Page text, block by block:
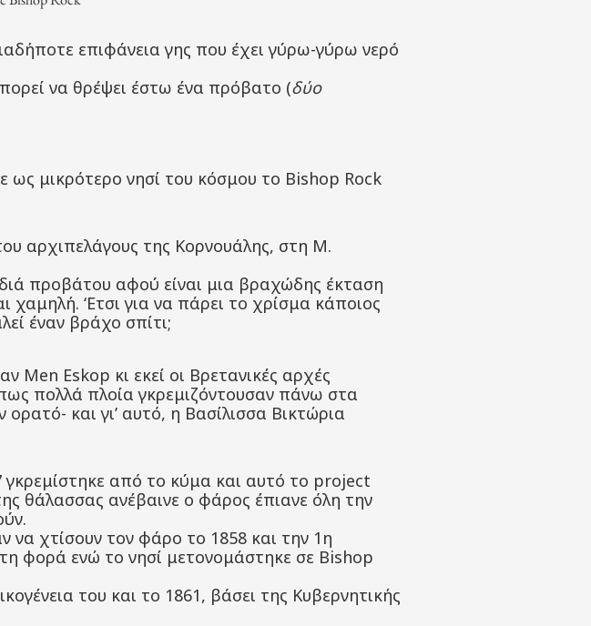
επιφάνεια γης που έχει γύρω-γύρω νερό
να θρέψει έστω ένα πρόβατο (δύο
μικρότερο νησί του κόσμου το Bishop Rock
αρχιπελάγους της Κορνουάλης, στη Μ.
προβάτου αφού είναι μια βραχώδης έκταση
‘Ετσι για να πάρει το χρίσμα κάποιος
έναν βράχο σπίτι;
Eskop κι εκεί οι Βρετανικές αρχές
πολλά πλοία γκρεμιζόντουσαν πάνω στα
και γι’ αυτό, η Βασίλισσα Βικτώρια
από το κύμα και αυτό το project
θάλασσας ανέβαινε ο φάρος έπιανε όλη την
να χτίσουν τον φάρο το 1858 και την 1η
φορά ενώ το νησί μετονομάστηκε σε Bishop
του και το 1861, βάσει της Κυβερνητικής